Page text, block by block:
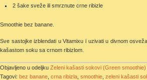
2 šake sveže ili smrznute crne ribizle
Smoothie bez banane.
Sve sastojke izblendati u Vitamixu i uzivati u divnom
kašastom soku sa crnom ribizlom.
Objavljeno u odeljku Zeleni kašasti sokovi (Green smoothie)
Tagovi: bez banane crna ribizla smoothie zeleni kašasti